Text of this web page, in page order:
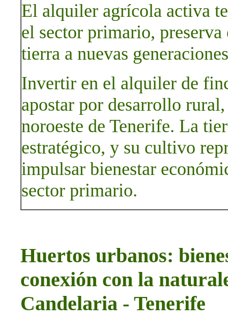
El alquiler agrícola activa
el sector primario,
tierra a nuevas
Invertir en el alquiler de
apostar por desarrollo
noroeste de Tenerife. La
estratégico, y su cultivo
impulsar bienestar
sector primario.
Huertos urbanos:
conexión con la
Candelaria - Tenerife